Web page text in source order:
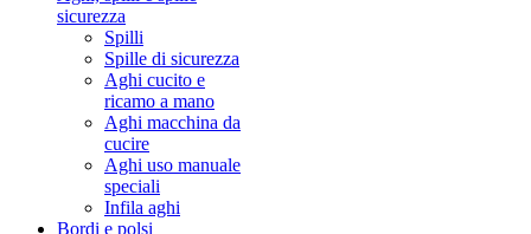
sicurezza
Spilli
Spille di sicurezza
Aghi cucito e
ricamo a mano
Aghi macchina da
cucire
Aghi uso manuale
speciali
Infila aghi
Bordi e polsi